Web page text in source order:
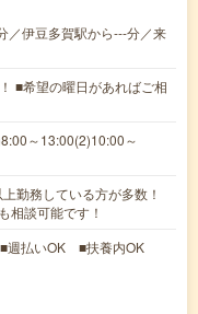
／伊豆多賀駅から---分／来
■希望の曜日があればご相
～13:00(2)10:00～
勤務している方が多数！
相談可能です！
週払いOK ■扶養内OK